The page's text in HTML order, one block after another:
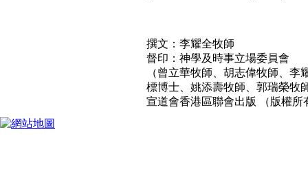
撰文：李耀全牧師
督印：神學及時事立場委員會
（曾立華牧師、胡志偉牧師、
標博士、姚添壽牧師、郭瑞榮牧
宣道會香港區聯會出版 （版權所